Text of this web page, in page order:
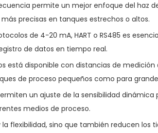
permite un mejor enfoque del haz
precisas en tanques estrechos o altos.
de 4-20 mA, HART o RS485 es
de datos en tiempo real.
está disponible con distancias de
de proceso pequeños como para
un ajuste de la sensibilidad
medios de proceso.
flexibilidad, sino que también reducen